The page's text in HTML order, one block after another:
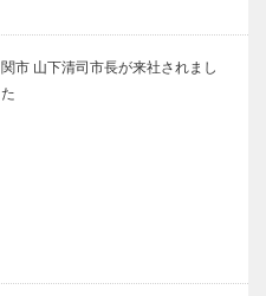
関市 山下清司市長が来社されまし
た